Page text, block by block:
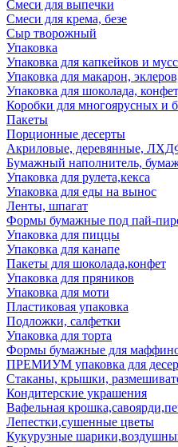
Смеси для выпечки
Смеси для крема, безе
Сыр творожный
Упаковка
Упаковка для капкейков и
Упаковка для макарон,
Упаковка для шоколада,
Коробки для многоярусных и
Пакеты
Порционные десерты
Акриловые, деревянные,
Бумажный наполнитель,
Упаковка для рулета,кекса
Упаковка для еды на вынос
Ленты, шпагат
Формы бумажные под пай-
Упаковка для пиццы
Упаковка для канапе
Пакеты для шоколада,конфет
Упаковка для пряников
Упаковка для моти
Пластиковая упаковка
Подложки, салфетки
Упаковка для торта
Формы бумажные для
ПРЕМИУМ упаковка для
Стаканы, крышки,
Кондитерские украшения
Вафельная
Лепестки,сушенные цветы
Кукурузные